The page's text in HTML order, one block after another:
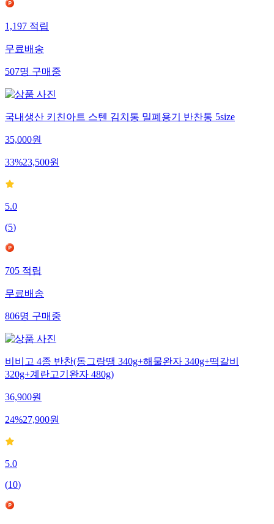
1,197적립
무료배송
507명구매중
국내생산 키친아트 스텐 김치통 밀폐용기 반찬통 5size
35,000원
33%23,500원
5.0
(5)
705적립
무료배송
806명구매중
비비고 4종 반찬(동그랑땡 340g+해물완자 340g+떡갈비
320g+계란고기완자 480g)
36,900원
24%27,900원
5.0
(10)